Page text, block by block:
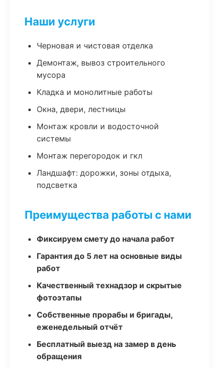
Наши услуги
Черновая и чистовая отделка
Демонтаж, вывоз строительного
мусора
Кладка и монолитные работы
Окна, двери, лестницы
Монтаж кровли и водосточной
системы
Монтаж перегородок и гкл
Ландшафт: дорожки, зоны отдыха,
подсветка
Преимущества работы с нами
Фиксируем смету до начала работ
Гарантия до 5 лет на основные виды
работ
Качественный технадзор и скрытые
фотоэтапы
Собственные прорабы и бригады,
еженедельный отчёт
Бесплатный выезд на замер в день
обращения